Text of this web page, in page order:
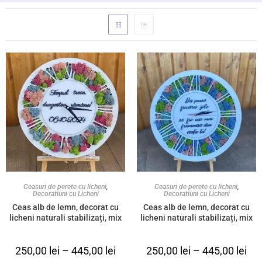
Ceasuri de perete cu licheni,
Decoratiuni cu Licheni
Ceas alb de lemn, decorat cu
licheni naturali stabilizați, mix
250,00 lei – 445,00 lei
Ceasuri de perete cu licheni,
Decoratiuni cu Licheni
Ceas alb de lemn, decorat cu
licheni naturali stabilizați, mix
mai frumoasă din viața ta!”
250,00 lei – 445,00 lei